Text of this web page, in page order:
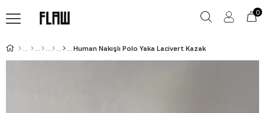
0
Human Nakışlı Polo Yaka Lacivert Kazak